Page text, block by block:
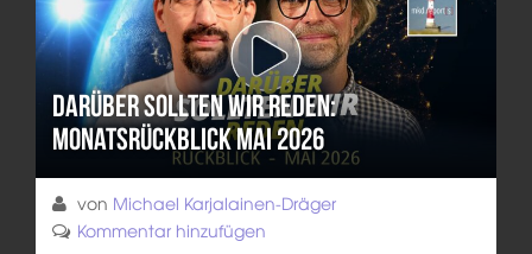
Darüber sollten wir reden:
Monatsrückblick Mai 2026
von Michael Karjalainen-Dräger
Kommentar hinzufügen